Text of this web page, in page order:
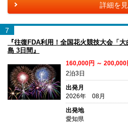
詳細を
7
『往復FDA利用！全国花火競技大会「
島 3日間』
160,000円 ～ 200,000
2泊3日
出発月
2026年 08月
出発地
愛知県